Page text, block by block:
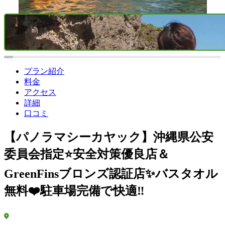
プラン紹介
料金
アクセス
詳細
口コミ
【パノラマシーカヤック】沖縄県公安
委員会指定⭐️安全対策優良店＆
GreenFinsブロンズ認証店✨バスタオル
無料❤️駐車場完備で快適‼️